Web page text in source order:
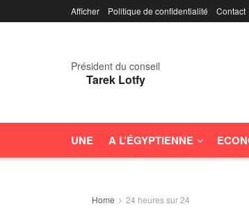
Afficher Politique de confidentialité Contact
Président du conseil
Tarek Lotfy
UNE A L’ÉGYPTIENNE
Home 24 heures sur 24